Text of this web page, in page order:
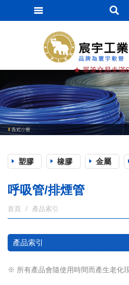
★ 單筆交易未滿
塑膠 橡膠 金屬
呼吸管/排煙管
首頁 產品索引
產品索引
※ 所有產品會隨使用時間而產生老化